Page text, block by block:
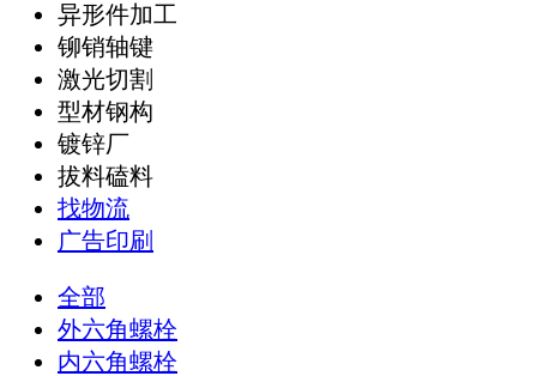
异形件加工
铆销轴键
激光切割
型材钢构
镀锌厂
拔料磕料
找物流
广告印刷
全部
外六角螺栓
内六角螺栓